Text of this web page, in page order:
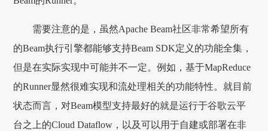
需要注意的是，虽然Apache Beam社区非常希望所有
的Beam执行引擎都能够支持Beam SDK定义的功能全集，
但是在实际实现中可能并不一定。例如，基于MapReduce
的Runner显然很难实现和流处理相关的功能特性。就目前
状态而言，对Beam模型支持最好的就是运行于谷歌云平
台之上的Cloud Dataflow，以及可以用于自建或部署在非